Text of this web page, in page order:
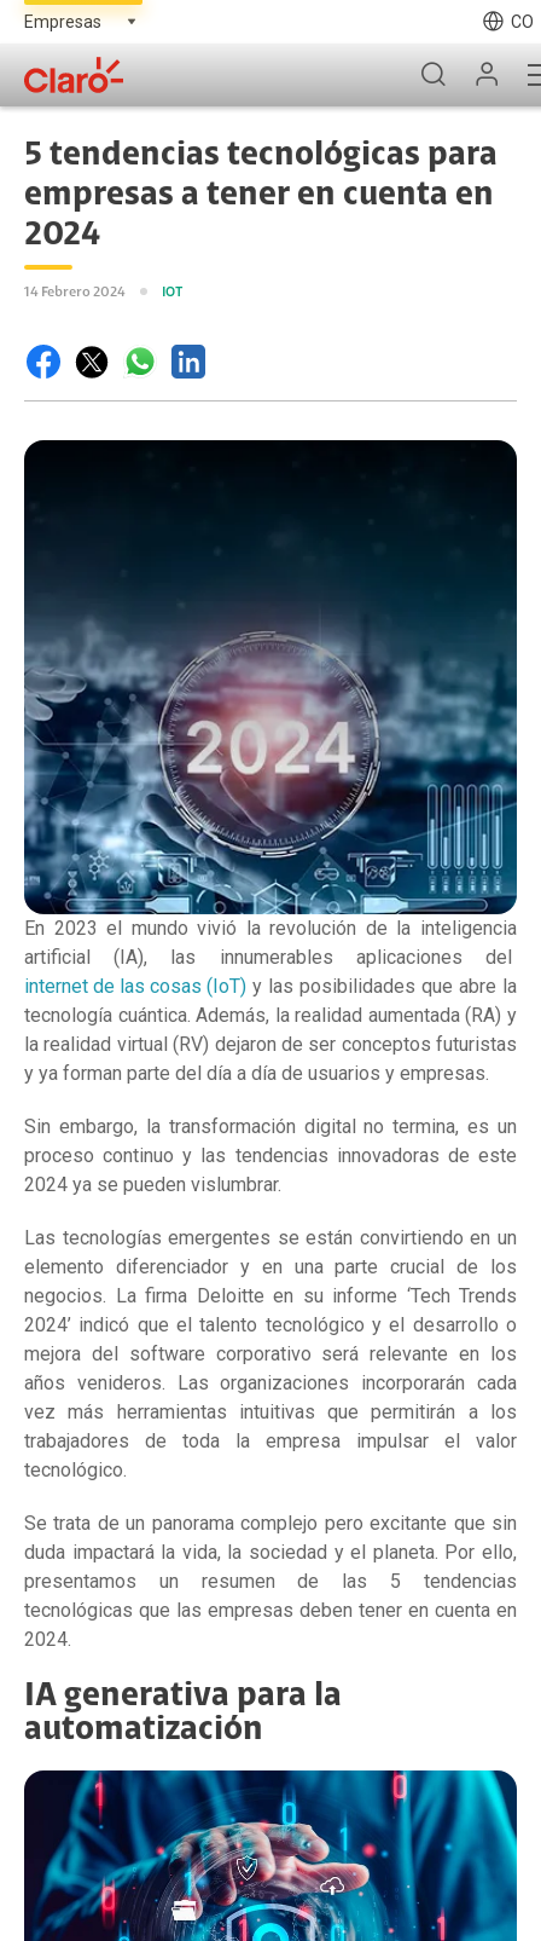
CO
5 tendencias tecnológicas para
empresas a tener en cuenta en
2024
14 Febrero 2024 IOT
En 2023 el mundo vivió la revolución de la inteligencia
artificial (IA), las innumerables aplicaciones del
internet de las cosas (IoT) y las posibilidades que abre la
tecnología cuántica. Además, la realidad aumentada (RA) y
la realidad virtual (RV) dejaron de ser conceptos futuristas
y ya forman parte del día a día de usuarios y empresas.
Sin embargo, la transformación digital no termina, es un
proceso continuo y las tendencias innovadoras de este
2024 ya se pueden vislumbrar.
Las tecnologías emergentes se están convirtiendo en un
elemento diferenciador y en una parte crucial de los
negocios. La firma Deloitte en su informe ‘Tech Trends
2024’ indicó que el talento tecnológico y el desarrollo o
mejora del software corporativo será relevante en los
años venideros. Las organizaciones incorporarán cada
vez más herramientas intuitivas que permitirán a los
trabajadores de toda la empresa impulsar el valor
tecnológico.
Se trata de un panorama complejo pero excitante que sin
duda impactará la vida, la sociedad y el planeta. Por ello,
presentamos un resumen de las 5 tendencias
tecnológicas que las empresas deben tener en cuenta en
2024.
IA generativa para la
automatización